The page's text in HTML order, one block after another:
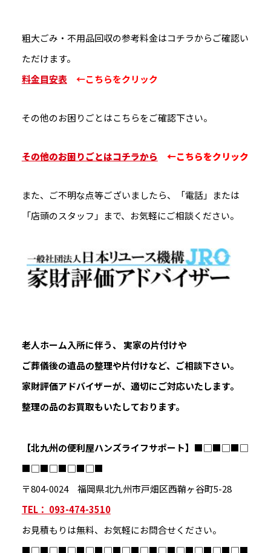
粗大ごみ・不用品回収の参考料金はコチラからご確認い
ただけます。
料金目安表
←こちらをクリック
その他のお困りごとはこちらをご確認下さい。
その他のお困りごとはコチラから ←こちらをクリック
また、ご不明な点等ございましたら、「電話」または
「店頭のスタッフ」まで、お気軽にご相談ください。
老人ホーム入所に伴う、 実家の片付けや
ご葬儀後の遺品の整理や片付けなど、ご相談下さい。
家財評価アドバイザーが、適切にご対応いたします。
整理の品のお買取もいたしております。
【北九州の便利屋ハンズライフサポート】 ■□■□■□
■□■□■□■□■
〒804-0024 福岡県北九州市戸畑区西鞘ヶ谷町5-28
TEL： 093-474-3510
お見積もりは無料、お気軽にお問合せください。
■□■□■□■□■□■□■□■□■□■□■□■□■